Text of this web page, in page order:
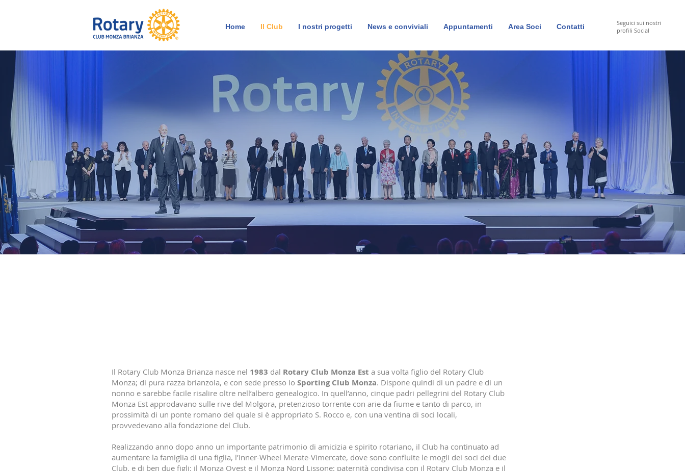
Home Il Club I nostri progetti News e conviviali Appuntamenti Area Soci Contatti
Seguici sui nostri
profili Social
Il Rotary Club Monza Brianza nasce nel 1983 dal Rotary Club Monza Est a sua volta figlio del Rotary Club
Monza; di pura razza brianzola, e con sede presso lo Sporting Club Monza. Dispone quindi di un padre e di un
nonno e sarebbe facile risalire oltre nell’albero genealogico. In quell’anno, cinque padri pellegrini del Rotary Club
Monza Est approdavano sulle rive del Molgora, pretenzioso torrente con arie da fiume e tanto di parco, in
prossimità di un ponte romano del quale si è appropriato S. Rocco e, con una ventina di soci locali,
provvedevano alla fondazione del Club.
Realizzando anno dopo anno un importante patrimonio di amicizia e spirito rotariano, il Club ha continuato ad
aumentare la famiglia di una figlia, l’Inner-Wheel Merate-Vimercate, dove sono confluite le mogli dei soci dei due
Club, e di ben due figli: il Monza Ovest e il Monza Nord Lissone: paternità condivisa con il Rotary Club Monza e il